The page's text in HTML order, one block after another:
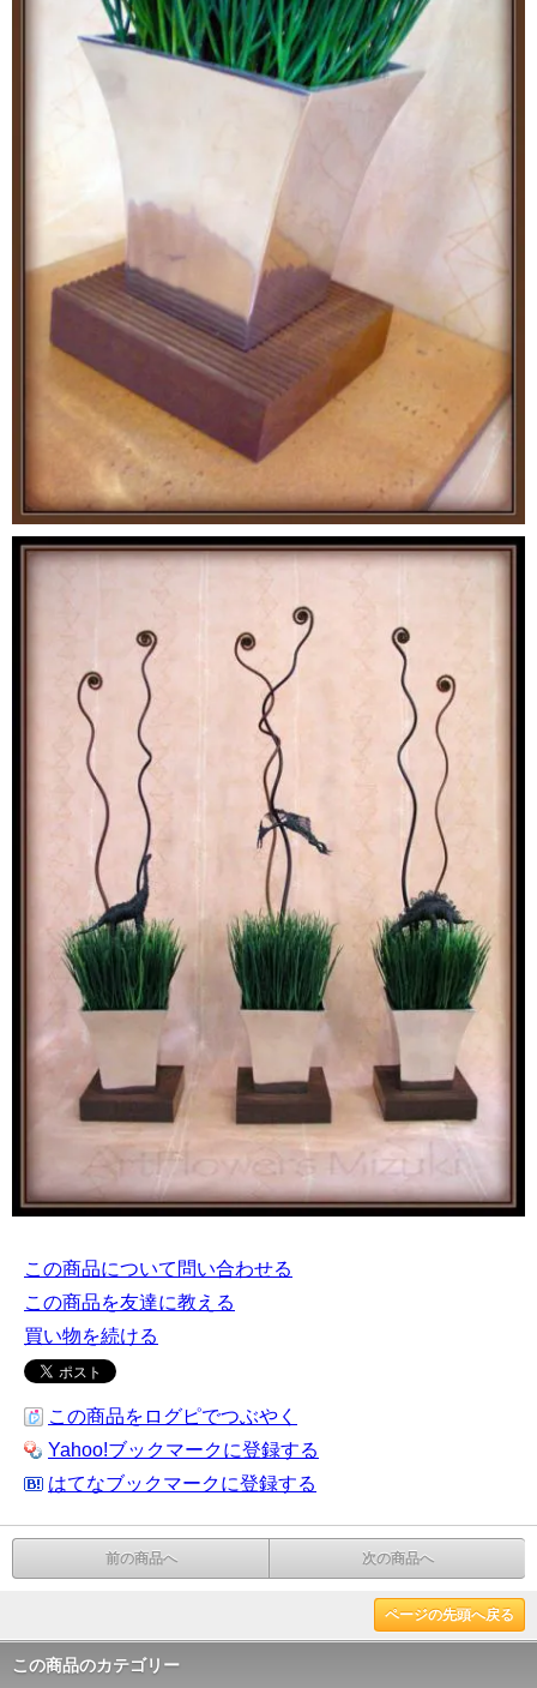
この商品について問い合わせる
この商品を友達に教える
買い物を続ける
この商品をログピでつぶやく
Yahoo!ブックマークに登録する
はてなブックマークに登録する
前の商品へ 次の商品へ
ページの先頭へ戻る
この商品のカテゴリー